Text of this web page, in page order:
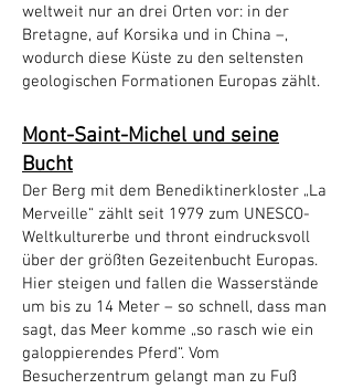
weltweit nur an drei Orten vor: in der
Bretagne, auf Korsika und in China –,
wodurch diese Küste zu den seltensten
geologischen Formationen Europas zählt.
Mont-Saint-Michel und seine
Bucht
Der Berg mit dem Benediktinerkloster „La
Merveille“ zählt seit 1979 zum UNESCO-
Weltkulturerbe und thront eindrucksvoll
über der größten Gezeitenbucht Europas.
Hier steigen und fallen die Wasserstände
um bis zu 14 Meter – so schnell, dass man
sagt, das Meer komme „so rasch wie ein
galoppierendes Pferd“. Vom
Besucherzentrum gelangt man zu Fuß